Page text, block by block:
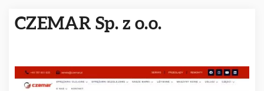
CZEMAR Sp. z o.o.